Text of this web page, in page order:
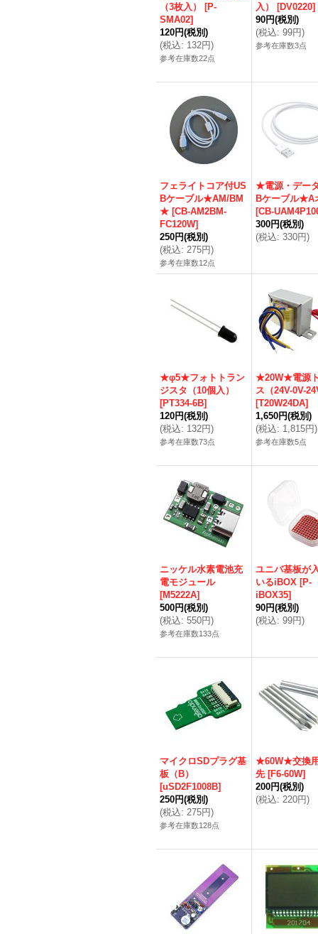
（3枚入）
[P-
SMA02]
120円(税別)
(税込: 132円)
参考在庫数22点
入）
[DV0220]
90円(税別)
(税込: 99円)
参考在庫数3点
フェライトコア付US
Bケーブル★AM/BM
★ [CB-AM2BM-
FC120W]
250円(税別)
(税込: 275円)
参考在庫数12点
★電源・デー
Bケーブル
[CB-
300円(税別)
(税込: 330円)
★φ5★フォトトラン
ジスタ（10個入）
[PT334-6B]
120円(税別)
(税込: 132円)
参考在庫数73点
★20W★電源
ス（24V-0V-
[T20W24DA]
1,650円(税別)
(税込: 1,815円)
参考在庫数5点
ニッケル水素電池充
電モジュール
[M5222A]
500円(税別)
(税込: 550円)
参考在庫数133点
ユニバ基板が
いるiBOX [P-
iBOX35]
90円(税別)
(税込: 99円)
マイクロSDプラグ基
板（B）
[uSD2F1008B]
250円(税別)
(税込: 275円)
参考在庫数128点
★60W★交換
先 [F6-60W]
200円(税別)
(税込: 220円)